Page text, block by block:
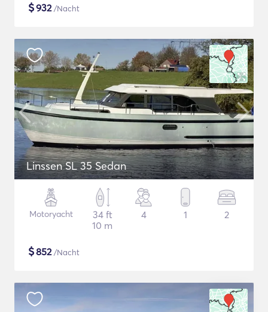
$932/Nacht
Linssen SL 35 Sedan
Motoryacht
34 ft
10 m
4 1 2
$852/Nacht